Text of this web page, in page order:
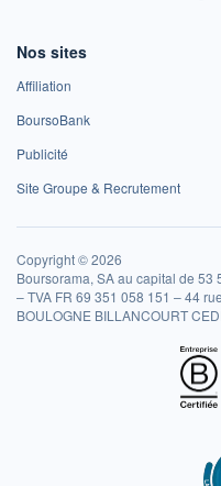
Nos sites
Affiliation
BoursoBank
Publicité
Site Groupe & Recrutement
Copyright © 2026
Boursorama, SA au capital de
– TVA FR 69 351 058 151 – 44
BOULOGNE BILLANCOURT